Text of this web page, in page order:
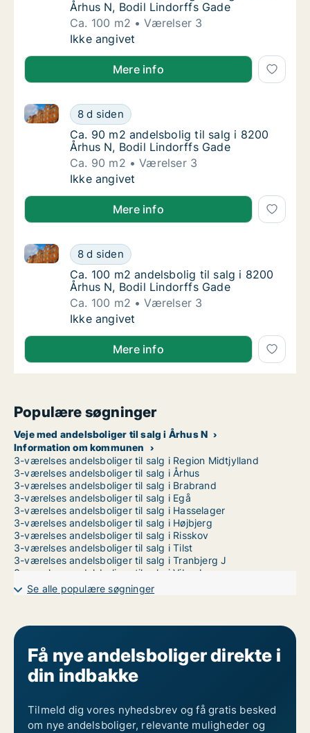
Århus N, Bodil Lindorffs Gade
Ca. 100 m2
Værelser 3
Ca. 100 m2 andelsbolig til salg i 8200
Ikke angivet
Mere info
Ca. 90 m2 andelsbolig til salg i 8200 Århus
8 d siden
Ca. 90 m2 andelsbolig til salg i 8200 Århus N, Bodil
Ca. 90 m2 andelsbolig til salg i 8200 Århus
Ca. 90 m2 andelsbolig til salg i 8200
Århus N, Bodil Lindorffs Gade
Ca. 90 m2
Værelser 3
Ca. 90 m2 andelsbolig til salg i 8200 Århus
Ikke angivet
Mere info
Ca. 100 m2 andelsbolig til salg i 8200
8 d siden
Ca. 100 m2 andelsbolig til salg i 8200 Århus N,
Ca. 100 m2 andelsbolig til salg i 8200
Ca. 100 m2 andelsbolig til salg i 8200
Århus N, Bodil Lindorffs Gade
Ca. 100 m2
Værelser 3
Ca. 100 m2 andelsbolig til salg i 8200
Ikke angivet
Mere info
Populære søgninger
Veje med andelsboliger til salg i Århus N
Information om kommunen
3-værelses andelsboliger til salg i Region Midtjylland
3-værelses andelsboliger til salg i Århus
3-værelses andelsboliger til salg i Brabrand
3-værelses andelsboliger til salg i Egå
3-værelses andelsboliger til salg i Hasselager
3-værelses andelsboliger til salg i Højbjerg
3-værelses andelsboliger til salg i Risskov
3-værelses andelsboliger til salg i Tilst
3-værelses andelsboliger til salg i Tranbjerg J
3-værelses andelsboliger til salg i Viby J
3-værelses andelsboliger til salg i Åbyhøj
3-værelses andelsboliger til salg i Århus C
Se alle populære søgninger
Få nye andelsboliger direkte i
din indbakke
Tilmeld dig vores nyhedsbrev og få gratis besked
om nye andelsboliger, relevante muligheder og